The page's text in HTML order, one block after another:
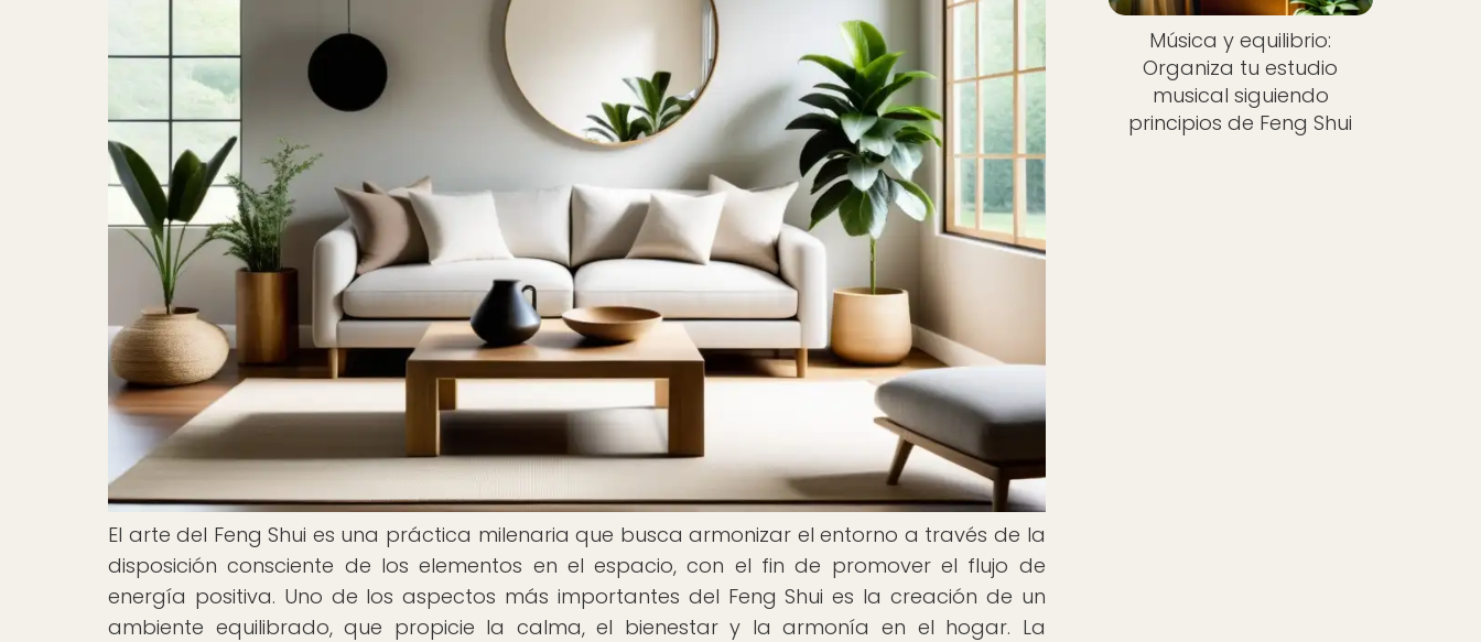
El arte del Feng Shui es una práctica milenaria que busca armonizar el entorno a través de la
disposición consciente de los elementos en el espacio, con el fin de promover el flujo de
energía positiva. Uno de los aspectos más importantes del Feng Shui es la creación de un
ambiente equilibrado, que propicie la calma, el bienestar y la armonía en el hogar. La
Música y equilibrio:
Organiza tu estudio
musical siguiendo
principios de Feng Shui